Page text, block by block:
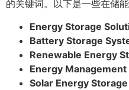
的关键词。以下是一些在储
Energy Storage
Battery Storage
Renewable Energy
Energy
Solar Energy Storage